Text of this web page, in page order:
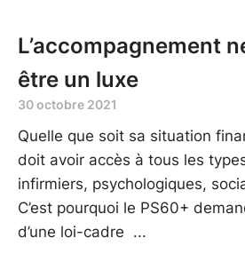
L’accompagnement
être un luxe
30 octobre 2021
Quelle que soit sa situation
doit avoir accès à tous les
infirmiers, psychologiques,
C’est pourquoi le PS60+
d’une loi-cadre